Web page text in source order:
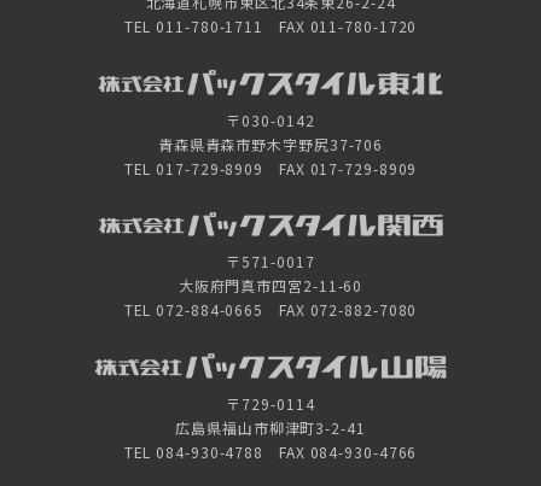
TEL 011-780-1711 FAX 011-780-1720
〒030-0142
青森県青森市野木字野尻37-706
TEL 017-729-8909 FAX 017-729-8909
〒571-0017
大阪府門真市四宮2-11-60
TEL 072-884-0665 FAX 072-882-7080
〒729-0114
広島県福山市柳津町3-2-41
TEL 084-930-4788 FAX 084-930-4766